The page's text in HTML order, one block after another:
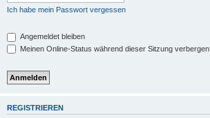
Ich habe mein Passwort vergessen
Angemeldet bleiben
Meinen Online-Status während dieser Sitzung verbergen
REGISTRIEREN